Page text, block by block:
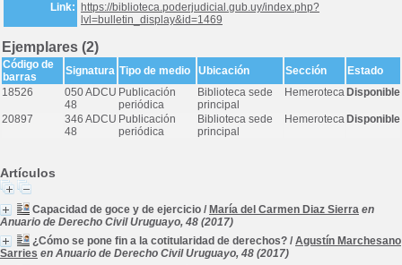
Link:
https://biblioteca.poderjudicial.gub.uy/index.php?
lvl=bulletin_display&id=1469
Ejemplares (2)
Código de
barras
Signatura Tipo de medio Ubicación Sección
Estado
18526
050 ADCU
48
Publicación
periódica
Biblioteca sede
principal
Hemeroteca Disponible
20897
346 ADCU
48
Publicación
periódica
Biblioteca sede
principal
Hemeroteca Disponible
Artículos
Capacidad de goce y de ejercicio / María del Carmen Diaz Sierra en
Anuario de Derecho Civil Uruguayo, 48 (2017)
¿Cómo se pone fin a la cotitularidad de derechos? / Agustín Marchesano
Sarries en Anuario de Derecho Civil Uruguayo, 48 (2017)